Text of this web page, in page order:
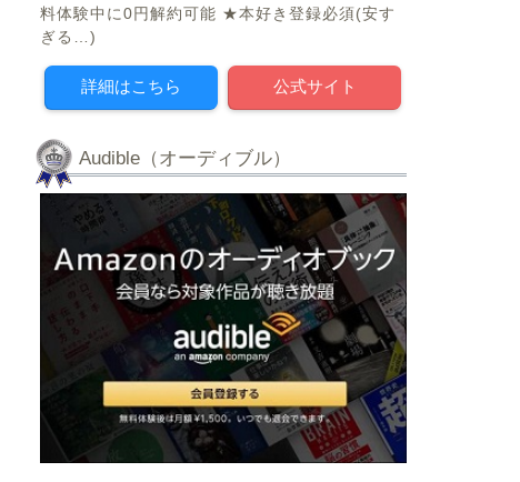
料体験中に0円解約可能 ★本好き登録必須(安す
ぎる…)
詳細はこちら 公式サイト
Audible（オーディブル）